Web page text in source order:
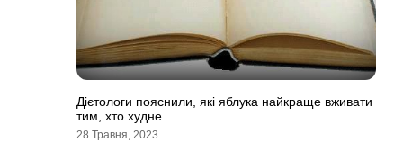
Дієтологи пояснили, які яблука найкраще вживати
тим, хто худне
28 Травня, 2023